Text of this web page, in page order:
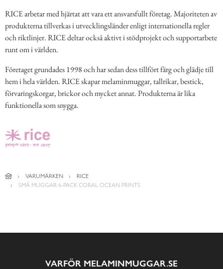
RICE arbetar med hjärtat att vara ett ansvarsfullt företag. Majoriteten av
produkterna tillverkas i utvecklingsländer enligt internationella regler
och riktlinjer. RICE deltar också aktivt i stödprojekt och supportarbete
runt om i världen.
Företaget grundades 1998 och har sedan dess tillfört färg och glädje till
hem i hela världen. RICE skapar melaminmuggar, tallrikar, bestick,
förvaringskorgar, brickor och mycket annat. Produkterna är lika
funktionella som snygga.
VARUMÄRKEN
RICE
SMÅ MUGGAR 6-PACK CORAL OCEAN PRINTS
VARFÖR MELAMINMUGGAR.SE